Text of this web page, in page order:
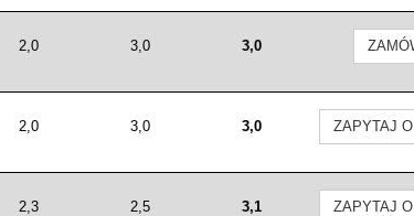
2,0 3,0 3,0
2,0 3,0 3,0 ZAPYTAJ
2,3 2,5 3,1 ZAPYTAJ